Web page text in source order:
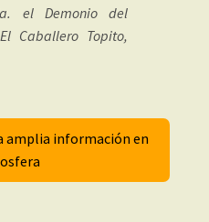
el Demonio del
Caballero Topito,
amplia información en